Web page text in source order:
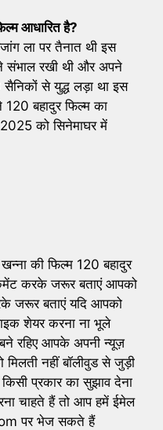
आधारित है?
ला पर तैनात थी इस
संभाल रखी थी और अपने
से युद्ध लड़ा था इस
बहादुर फिल्म का
2025 को सिनेमाघर में
की फिल्म 120 बहादुर
करके जरूर बताएं आपको
जरूर बताएं यदि आपको
शेयर करना ना भूले
रहिए आपके अपनी न्यूज़
मिलती नहीं बॉलीवुड से जुड़ी
प्रकार का सुझाव देना
चाहते हैं तो आप हमें ईमेल
पर भेज सकते हैं